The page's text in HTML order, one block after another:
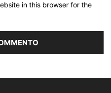
in this browser for the